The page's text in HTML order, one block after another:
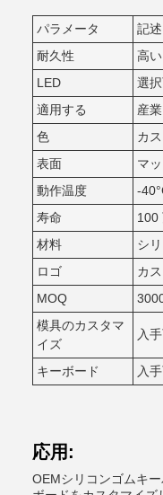
パラメータ
記述
耐久性
高い
LED
選
適用する
産
色
カ
表面
マ
動作温度
-
寿命
100
材料
シ
ロゴ
カ
MOQ
模具のカスタマ
イズ
入
キーボード 入
応用:
OEMシリコンゴムキ